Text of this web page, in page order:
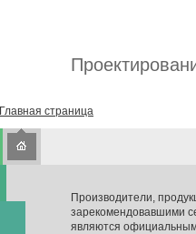
Главная страница
Производители,
зарекомендовавшими
являются